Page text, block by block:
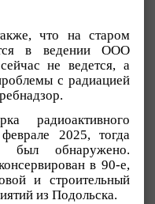
что на старом
в ведении ООО
не ведется, а
с радиацией
радиоактивного
2025, тогда
был обнаружено.
в 90-е,
и строительный
из Подольска.